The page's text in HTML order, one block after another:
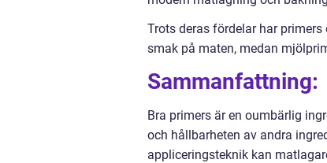
Trots deras fördelar har
smak på maten, medan
Sammanfattning:
Bra primers är en oumbärlig
och hållbarheten av andra
appliceringsteknik kan